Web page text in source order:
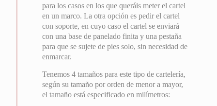
para los casos en los que queráis meter el cartel
en un marco. La otra opción es pedir el cartel
con soporte, en cuyo caso el cartel se enviará
con una base de panelado finita y una pestaña
para que se sujete de pies solo, sin necesidad de
enmarcar.
Tenemos 4 tamaños para este tipo de cartelería,
según su tamaño por orden de menor a mayor,
el tamaño está especificado en milímetros: